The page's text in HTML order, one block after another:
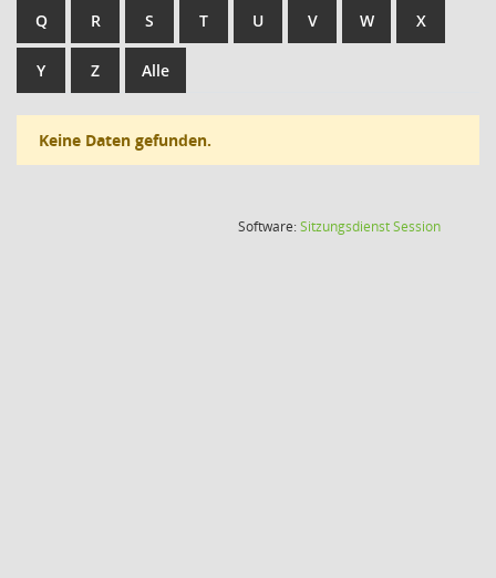
Q R S T U V W X
Y Z Alle
Keine Daten gefunden.
Software:SitzungsdienstSession(Wird in